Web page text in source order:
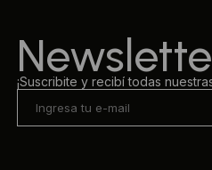
¡Suscribite y recibí todas